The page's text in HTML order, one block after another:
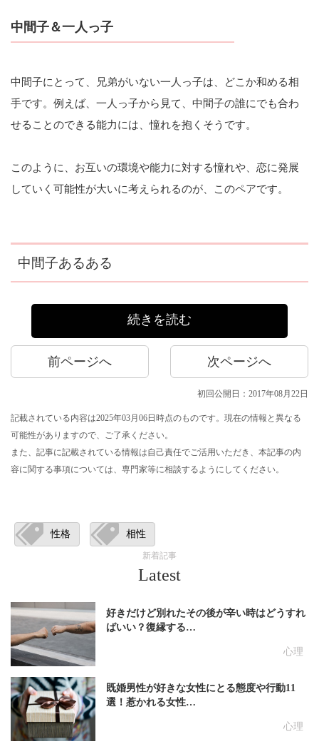
中間子＆一人っ子
中間子にとって、兄弟がいない一人っ子は、どこか和める相
手です。例えば、一人っ子から見て、中間子の誰にでも合わ
せることのできる能力には、憧れを抱くそうです。
このように、お互いの環境や能力に対する憧れや、恋に発展
していく可能性が大いに考えられるのが、このペアです。
中間子あるある
続きを読む
前ページへ 次ページへ
初回公開日：2017年08月22日
記載されている内容は2025年03月06日時点のものです。現在の情報と異なる
可能性がありますので、ご了承ください。
また、記事に記載されている情報は自己責任でご活用いただき、本記事の内
容に関する事項については、専門家等に相談するようにしてください。
性格 相性
新着記事
Latest
心理
好きだけど別れたその後が辛い時はどうすれ
ばいい？復縁する…
心理
既婚男性が好きな女性にとる態度や行動11
選！惹かれる女性…